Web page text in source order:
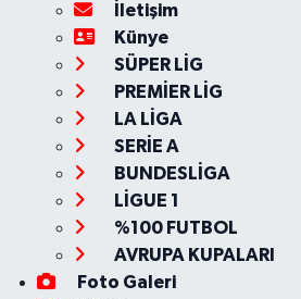
İletişim
Künye
SÜPER LİG
PREMİER LİG
LA LİGA
SERİE A
BUNDESLİGA
LİGUE 1
%100 FUTBOL
AVRUPA KUPALARI
Foto Galeri